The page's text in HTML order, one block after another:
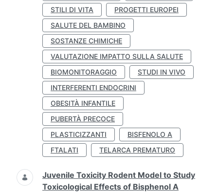
STILI DI VITA
PROGETTI EUROPEI
SALUTE DEL BAMBINO
SOSTANZE CHIMICHE
VALUTAZIONE IMPATTO SULLA SALUTE
BIOMONITORAGGIO
STUDI IN VIVO
INTERFERENTI ENDOCRINI
OBESITÀ INFANTILE
PUBERTÀ PRECOCE
PLASTICIZZANTI
BISFENOLO A
FTALATI
TELARCA PREMATURO
Juvenile Toxicity Rodent Model to Study
Toxicological Effects of Bisphenol A